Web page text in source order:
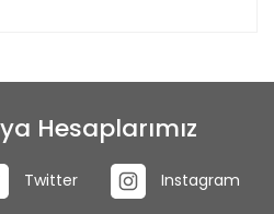
Hesaplarımız
Twitter Instagram